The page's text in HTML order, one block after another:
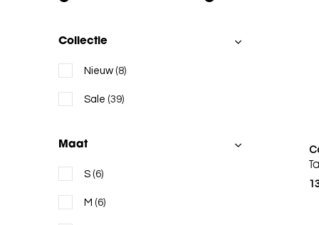
Label Dot
MSCH COPENHAGEN
Moscow
Rue de Femme
Selected
Collectie
Nieuw (8)
Sale (39)
Maat
S (6)
M (6)